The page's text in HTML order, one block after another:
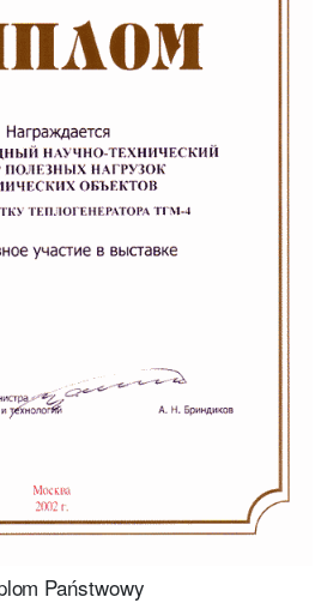
Państwowy